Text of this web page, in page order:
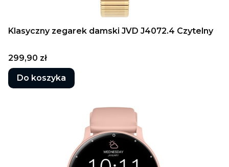
Klasyczny zegarek damski JVD J4072.4 Czytelny
Cena
299,90 zł
Do koszyka